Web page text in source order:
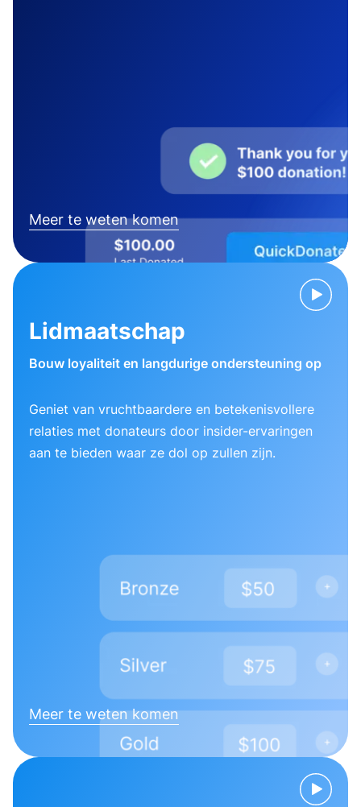
Meer te weten komen
Lidmaatschap
Bouw loyaliteit en langdurige ondersteuning op
Geniet van vruchtbaardere en betekenisvollere
relaties met donateurs door insider-ervaringen
aan te bieden waar ze dol op zullen zijn.
Meer te weten komen